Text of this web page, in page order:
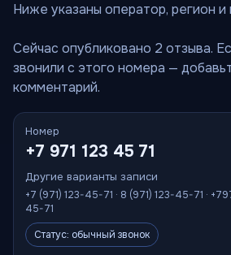
Ниже указаны оператор, регион и
Сейчас опубликовано 2 отзыва.
звонили с этого номера —
комментарий.
Номер
+7 971 123 45 71
Другие варианты записи
+7 (971) 123-45-71 · 8 (971) 123-45-71 ·
45-71
Статус: обычный звонок